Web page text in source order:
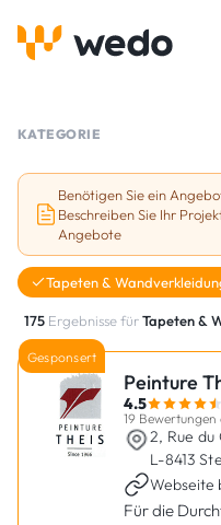
Referenzen
Förderungen &
Stellenbörse
Sind Sie
Einloggen
KATEGORIE
Benötigen Sie ein
Beschreiben Sie Ihr
Angebote
Tapeten &
175 Ergebnisse fürTapeten &
Gesponsert
Peinture
4.5
19
2, Rue
L-8413
Webseite
Für die